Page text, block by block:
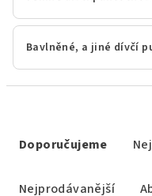
Bavlněné, a jiné dívčí
Doporučujeme
Nejprodávanější